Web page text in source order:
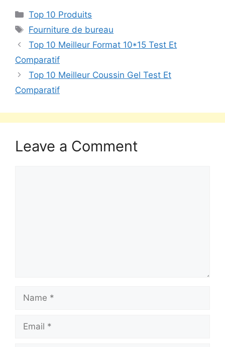
Top 10 Produits
Fourniture de bureau
Top 10 Meilleur Format 10*15 Test Et
Comparatif
Top 10 Meilleur Coussin Gel Test Et
Comparatif
Leave a Comment